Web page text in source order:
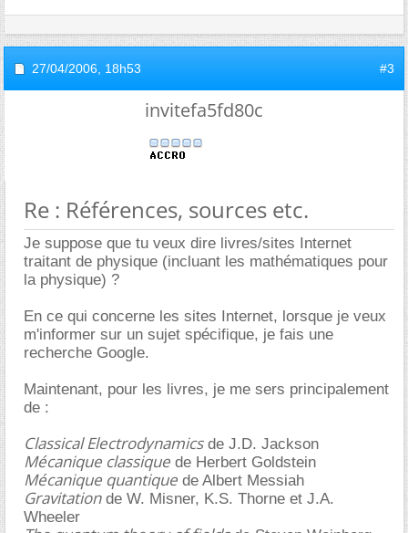
27/04/2006, 18h53 #3
invitefa5fd80c
Re : Références, sources etc.
Je suppose que tu veux dire livres/sites Internet
traitant de physique (incluant les mathématiques pour
la physique) ?
En ce qui concerne les sites Internet, lorsque je veux
m'informer sur un sujet spécifique, je fais une
recherche Google.
Maintenant, pour les livres, je me sers principalement
de :
Classical Electrodynamicsde J.D. Jackson
Mécanique classique de Herbert Goldstein
Mécanique quantique de Albert Messiah
Gravitationde W. Misner, K.S. Thorne et J.A.
Wheeler